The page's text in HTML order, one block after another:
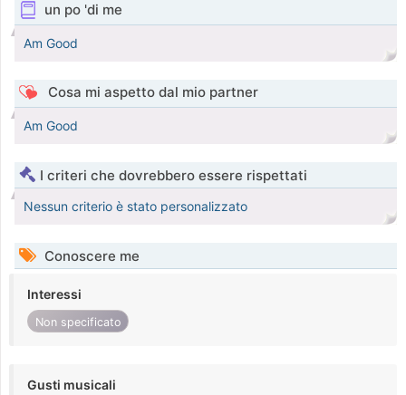
un po 'di me
Am Good
Cosa mi aspetto dal mio partner
Am Good
I criteri che dovrebbero essere rispettati
Nessun criterio è stato personalizzato
Conoscere me
Interessi
Non specificato
Gusti musicali